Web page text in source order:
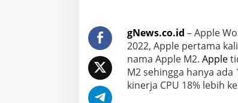
gNews.co.id – Apple
2022, Apple pertama
nama Apple M2. Apple
M2 sehingga hanya
kinerja CPU 18% lebih